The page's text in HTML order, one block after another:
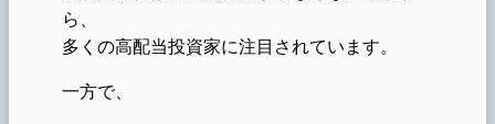
ら、
多くの高配当投資家に注目されています。
一方で、